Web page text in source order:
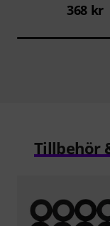
368 kr
Tillbehör